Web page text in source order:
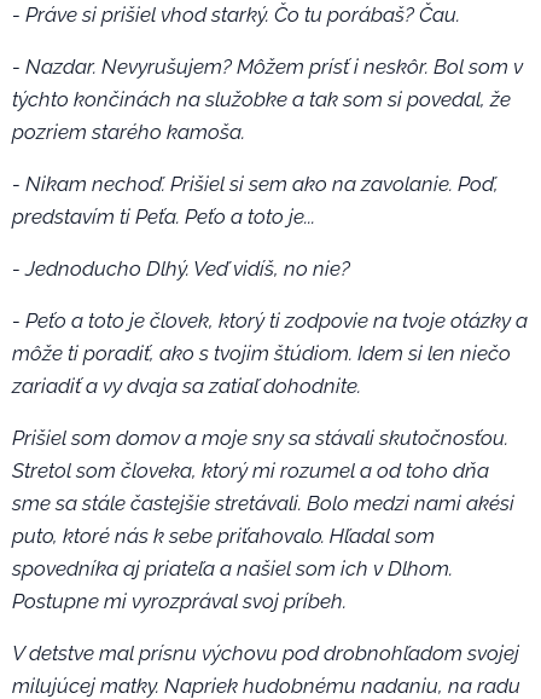
- Práve si prišiel vhod starký. Čo tu porábaš? Čau.
- Nazdar. Nevyrušujem? Môžem prísť i neskôr. Bol som v
týchto končinách na služobke a tak som si povedal, že
pozriem starého kamoša.
- Nikam nechoď. Prišiel si sem ako na zavolanie. Poď,
predstavím ti Peťa. Peťo a toto je...
- Jednoducho Dlhý. Veď vidíš, no nie?
- Peťo a toto je človek, ktorý ti zodpovie na tvoje otázky a
môže ti poradiť, ako s tvojim štúdiom. Idem si len niečo
zariadiť a vy dvaja sa zatiaľ dohodnite.
Prišiel som domov a moje sny sa stávali skutočnosťou.
Stretol som človeka, ktorý mi rozumel a od toho dňa
sme sa stále častejšie stretávali. Bolo medzi nami akési
puto, ktoré nás k sebe priťahovalo. Hľadal som
spovedníka aj priateľa a našiel som ich v Dlhom.
Postupne mi vyrozprával svoj príbeh.
V detstve mal prísnu výchovu pod drobnohľadom svojej
milujúcej matky. Napriek hudobnému nadaniu, na radu